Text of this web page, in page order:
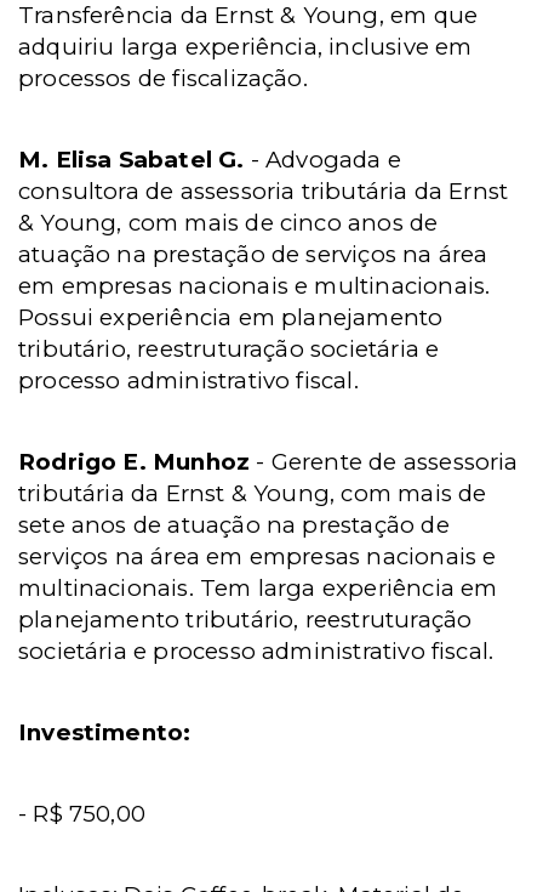
Transferência da Ernst & Young, em que
adquiriu larga experiência, inclusive em
processos de fiscalização.
M. Elisa Sabatel G. - Advogada e
consultora de assessoria tributária da Ernst
& Young, com mais de cinco anos de
atuação na prestação de serviços na área
em empresas nacionais e multinacionais.
Possui experiência em planejamento
tributário, reestruturação societária e
processo administrativo fiscal.
Rodrigo E. Munhoz - Gerente de assessoria
tributária da Ernst & Young, com mais de
sete anos de atuação na prestação de
serviços na área em empresas nacionais e
multinacionais. Tem larga experiência em
planejamento tributário, reestruturação
societária e processo administrativo fiscal.
Investimento:
- R$ 750,00